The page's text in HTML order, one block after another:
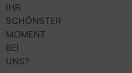
IHR
SCHÖNSTER
MOMENT
BEI
UNS?